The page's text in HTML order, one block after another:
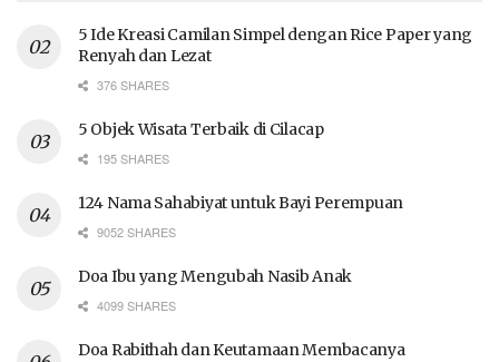
5 Ide Kreasi Camilan Simpel dengan Rice Paper yang
Renyah dan Lezat
376 SHARES
5 Objek Wisata Terbaik di Cilacap
195 SHARES
124 Nama Sahabiyat untuk Bayi Perempuan
9052 SHARES
Doa Ibu yang Mengubah Nasib Anak
4099 SHARES
Doa Rabithah dan Keutamaan Membacanya